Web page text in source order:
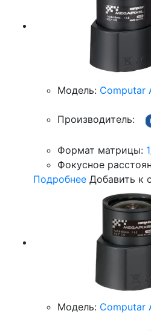
Модель: Computar
Производитель:
Формат матрицы:
Фокусное
Подробнее Добавить к
Модель: Computar